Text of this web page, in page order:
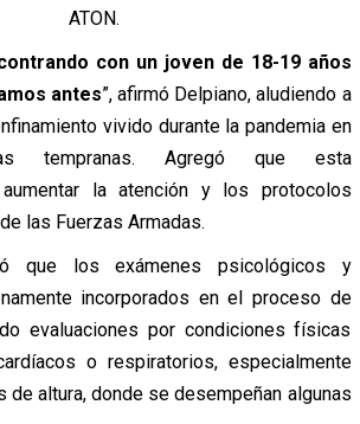
ATON.
con un joven de 18-19 años
antes”, afirmó Delpiano, aludiendo a
vivido durante la pandemia en
tempranas. Agregó que esta
la atención y los protocolos
las Fuerzas Armadas.
que los exámenes psicológicos y
incorporados en el proceso de
evaluaciones por condiciones físicas
o respiratorios, especialmente
de altura, donde se desempeñan algunas